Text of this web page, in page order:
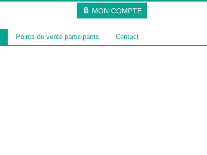
MON COMPTE
Points de vente participants Contact